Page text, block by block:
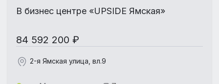
В бизнес центре «UPSIDE Ямская»
84 592 200 ₽
2-я Ямская улица, вл.9